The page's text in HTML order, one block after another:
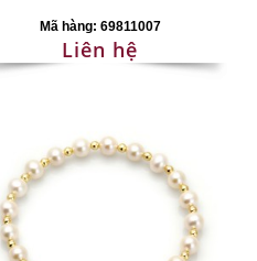
Mã hàng: 69811007
Liên hệ